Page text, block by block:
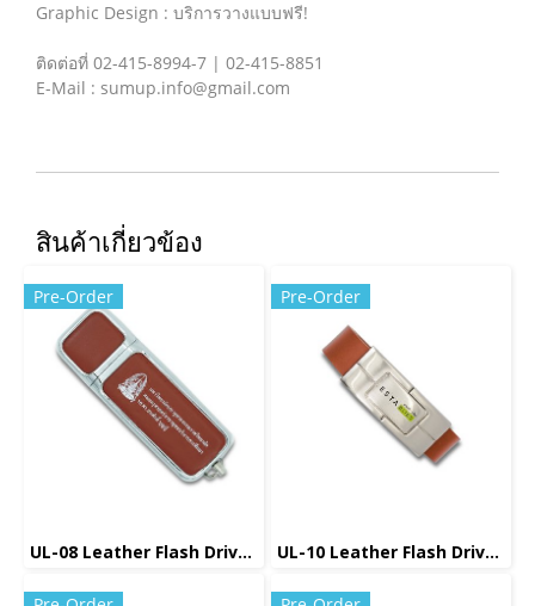
Graphic Design : บริการวางแบบฟรี!
ติดต่อที่ 02-415-8994-7 | 02-415-8851
E-Mail : sumup.info@gmail.com
สินค้าเกี่ยวข้อง
Pre-Order
UL-08 Leather Flash Drive แฟลชไดร์ฟหนัง
Pre-Order
UL-10 Leather Flash Drive แฟลชไดร์ฟหนัง